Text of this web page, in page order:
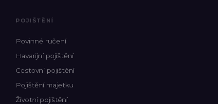
POJIŠTĚNÍ
Povinné ručení
Havarijní pojištění
Cestovní pojištění
Pojištění majetku
Životní pojištění